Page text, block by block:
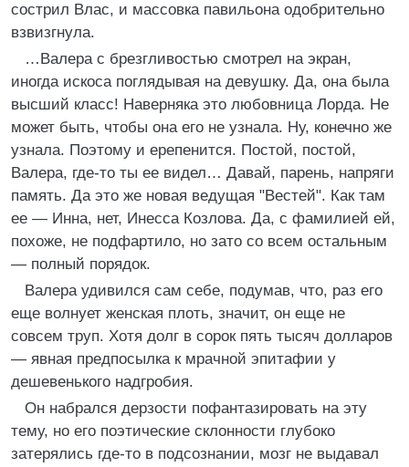
сострил Влас, и массовка павильона одобрительно
взвизгнула.
…Валера с брезгливостью смотрел на экран,
иногда искоса поглядывая на девушку. Да, она была
высший класс! Наверняка это любовница Лорда. Не
может быть, чтобы она его не узнала. Ну, конечно же
узнала. Поэтому и ерепенится. Постой, постой,
Валера, где-то ты ее видел… Давай, парень, напряги
память. Да это же новая ведущая "Вестей". Как там
ее — Инна, нет, Инесса Козлова. Да, с фамилией ей,
похоже, не подфартило, но зато со всем остальным
— полный порядок.
Валера удивился сам себе, подумав, что, раз его
еще волнует женская плоть, значит, он еще не
совсем труп. Хотя долг в сорок пять тысяч долларов
— явная предпосылка к мрачной эпитафии у
дешевенького надгробия.
Он набрался дерзости пофантазировать на эту
тему, но его поэтические склонности глубоко
затерялись где-то в подсознании, мозг не выдавал